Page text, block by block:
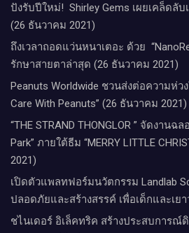
ปังรับปีใหม่​! ​ Shirley Gems เผยเคล็ดลั
(26 ธันวาคม 2021)
ถึงเวลาถอดแว่นหนาเตอะ ด้วย
รักษาสายตาล่าสุด (26 ธันวาคม 2021)
Peanuts Worldwide ชวนส่งต่อความห่วง
Care With Peanuts” (26 ธันวาคม 2021)
“THE STRAND THONGLOR ” จัดงานฉ
Park” ภายใต้ธีม “MERRY LITTLE
2021)
เปิดตัวแพลทฟอร์มนวัตกรรม Landlab
ปลอดภัยและสร้างสรรค์ เพื่อเด็กและเย
ชไนเดอร์ อิเล็คทริค สร้างประสบการณ์